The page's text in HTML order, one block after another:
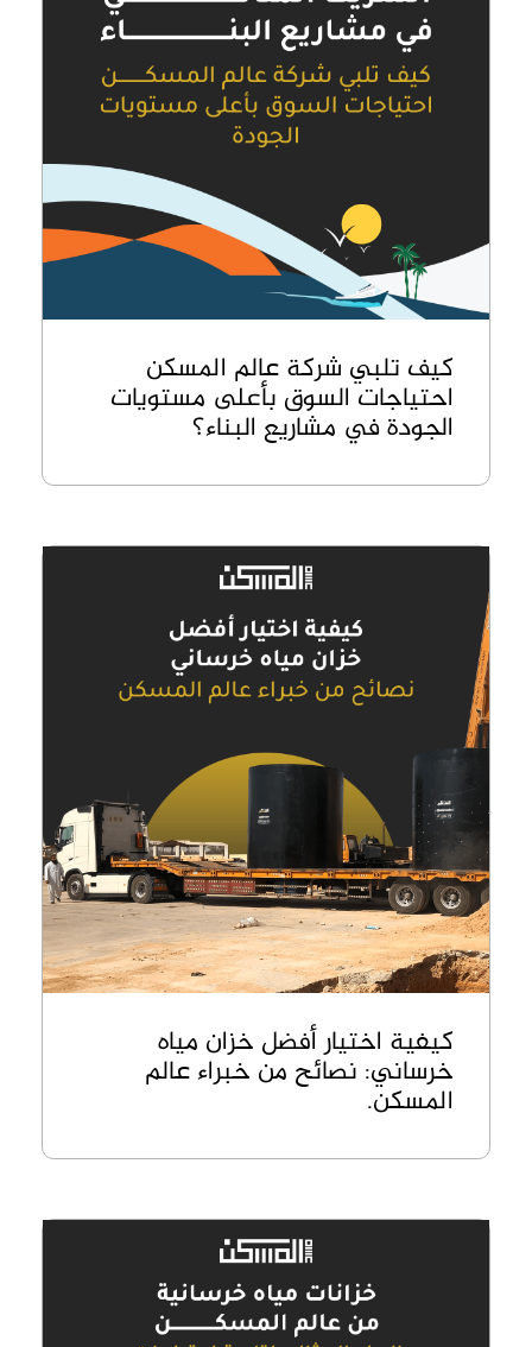
كيف تلبي شركة عالم المسكن
احتياجات السوق بأعلى مستويات
الجودة في مشاريع البناء؟
كيفية اختيار أفضل خزان مياه
خرساني: نصائح من خبراء عالم
المسكن.